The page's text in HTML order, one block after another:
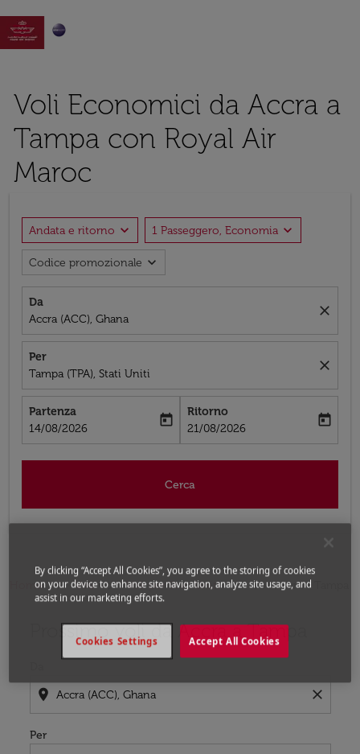

Voli Economici da Accra a
Tampa con Royal Air
Maroc
Andata e ritorno expand_more 1 Passeggero, Economia expand_more
Codice promozionale expand_more
Da
Accra (ACC), Ghana
close
Per
Tampa (TPA), Stati Uniti
close
Partenza
fc-booking-departure-date-aria-label
14/08/2026
today
Ritorno
fc-booking-return-date-aria-label
21/08/2026
today
Cerca
Home Voli Voli per Stati Uniti Voli Accra - Tampa
Prossimo voli da Accra a Tampa
location_on close
Per
Prova ad aggiornare il tuo percorso (origine e/o
By clicking “Accept All Cookies”, you agree to the storing of cookies
on your device to enhance site navigation, analyze site usage, and
assist in our marketing efforts.
Accept All Cookies
Cookies Settings